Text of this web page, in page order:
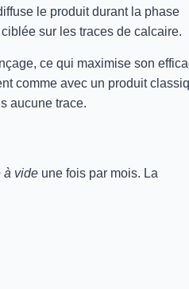
le produit durant la phase
sur les traces de calcaire.
ce qui maximise son
comme avec un produit
aucune trace.
à vide une fois par mois. La